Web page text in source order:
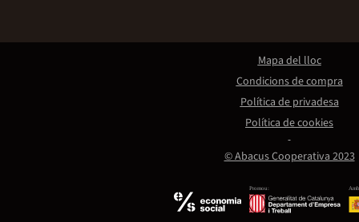
Promou:
© Abacus Cooperativa 2023
Mapa del lloc
Condicions de compra
Política de privadesa
Política de cookies